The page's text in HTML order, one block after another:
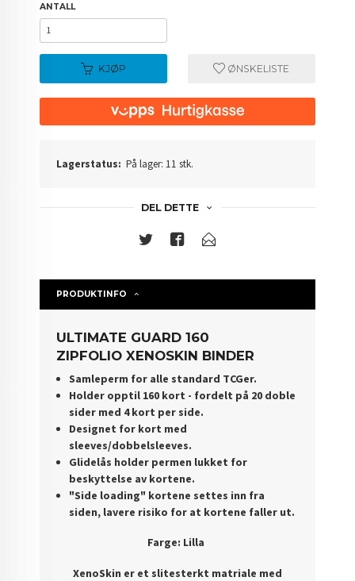
ANTALL
KJØP ØNSKELISTE
Lagerstatus: På lager: 11 stk.
DEL DETTE
PRODUKTINFO
ULTIMATE GUARD 160
ZIPFOLIO XENOSKIN BINDER
Samleperm for alle standard TCGer.
Holder opptil 160 kort - fordelt på 20 doble
sider med 4 kort per side.
Designet for kort med
sleeves/dobbelsleeves.
Glidelås holder permen lukket for
beskyttelse av kortene.
"Side loading" kortene settes inn fra
siden, lavere risiko for at kortene faller ut.
Farge: Lilla
XenoSkin er et slitesterkt matriale med